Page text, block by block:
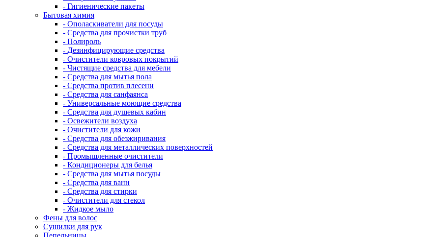
- Гигиенические пакеты
Бытовая химия
- Ополаскиватели для посуды
- Средства для прочистки труб
- Полироль
- Дезинфицирующие средства
- Очистители ковровых покрытий
- Чистящие средства для мебели
- Средства для мытья пола
- Средства против плесени
- Средства для санфаянса
- Универсальные моющие средства
- Средства для душевых кабин
- Освежители воздуха
- Очистители для кожи
- Средства для обезжиривания
- Средства для металлических поверхностей
- Промышленные очистители
- Кондиционеры для белья
- Средства для мытья посуды
- Средства для ванн
- Средства для стирки
- Очистители для стекол
- Жидкое мыло
Фены для волос
Сушилки для рук
Пепельницы